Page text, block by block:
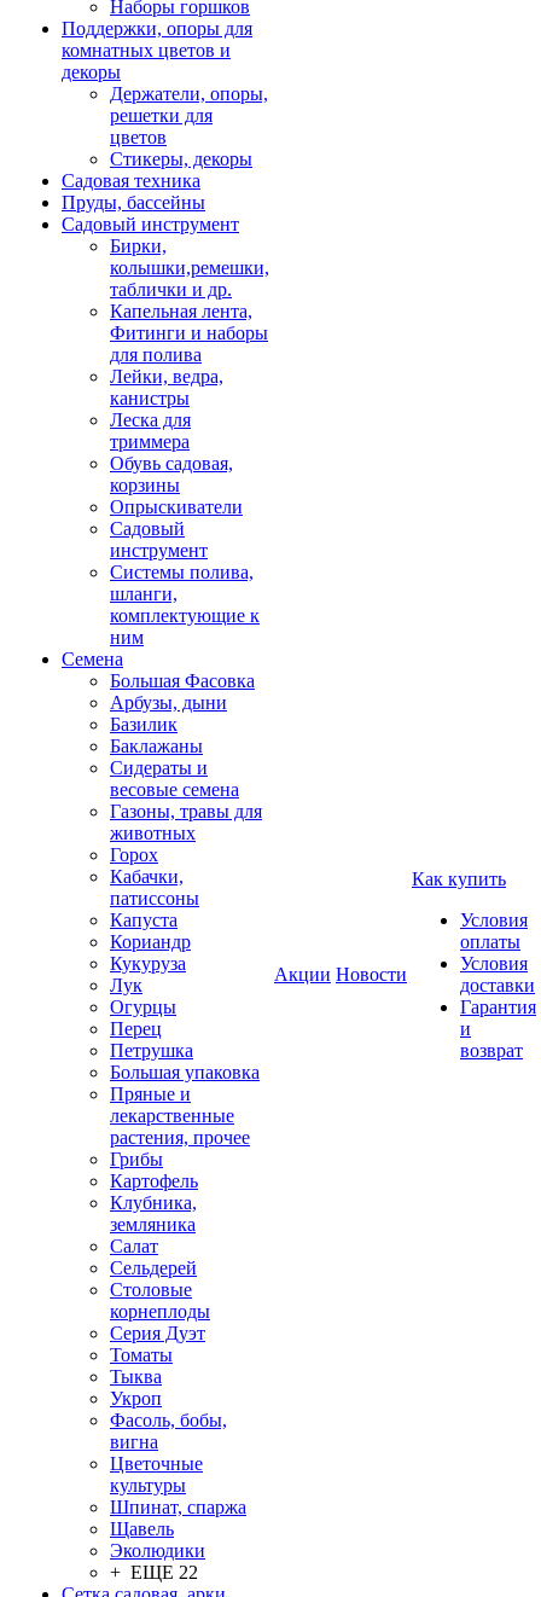
Наборы горшков
Поддержки, опоры для
комнатных цветов и
декоры
Держатели, опоры,
решетки для
цветов
Стикеры, декоры
Садовая техника
Пруды, бассейны
Садовый инструмент
Бирки,
колышки,ремешки,
таблички и др.
Капельная лента,
Фитинги и наборы
для полива
Лейки, ведра,
канистры
Леска для
триммера
Обувь садовая,
корзины
Опрыскиватели
Садовый
инструмент
Системы полива,
шланги,
комплектующие к
ним
Семена
Большая Фасовка
Арбузы, дыни
Базилик
Баклажаны
Сидераты и
весовые семена
Газоны, травы для
животных
Горох
Кабачки,
патиссоны
Капуста
Кориандр
Кукуруза
Лук
Огурцы
Перец
Петрушка
Большая упаковка
Пряные и
лекарственные
растения, прочее
Грибы
Картофель
Клубника,
земляника
Салат
Сельдерей
Столовые
корнеплоды
Серия Дуэт
Томаты
Тыква
Укроп
Фасоль, бобы,
вигна
Цветочные
культуры
Шпинат, спаржа
Щавель
Эколюдики
+ ЕЩЕ 22
Акции Новости
Как купить
Условия
оплаты
Условия
доставки
Гарантия
и
возврат